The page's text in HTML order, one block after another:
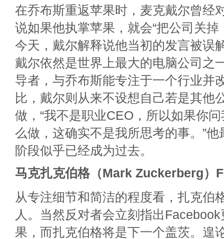
在乔布斯重返苹果时，麦克戴尔曾经
说如果他执掌苹果，就会“把公司关掉
今天，戴尔解释说他当初的发言被误
戴尔依然是世界上最大的电脑公司之
导者，与乔布斯能专注于一个行业并
比，戴尔则从来不设想自己若是其他
做，“我不是职业CEO，所以如果你
么做，这确实不是我所思考的事。”
阶段似乎已经成为过去。
马克扎克伯格（Mark Zuckerberg）
从专注细节和简洁的程度看，扎克伯
人。当然反对者会立刻指出
果，而扎克伯格将是下一个盖茨。遑